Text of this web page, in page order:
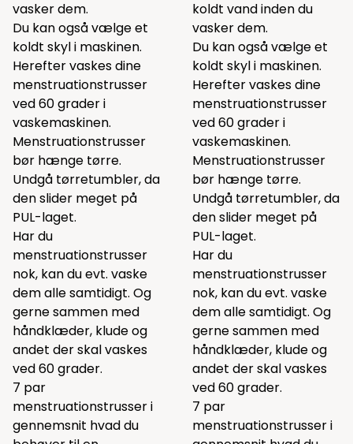
vasker dem.
Du kan også vælge et
koldt skyl i maskinen.
Herefter vaskes dine
menstruationstrusser
ved 60 grader i
vaskemaskinen.
Menstruationstrusser
bør hænge tørre.
Undgå tørretumbler, da
den slider meget på
PUL-laget.
Har du
menstruationstrusser
nok, kan du evt. vaske
dem alle samtidigt. Og
gerne sammen med
håndklæder, klude og
andet der skal vaskes
ved 60 grader.
7 par
menstruationstrusser i
gennemsnit hvad du
koldt vand inden du
vasker dem.
Du kan også vælge et
koldt skyl i maskinen.
Herefter vaskes dine
menstruationstrusser
ved 60 grader i
vaskemaskinen.
Menstruationstrusser
bør hænge tørre.
Undgå tørretumbler, da
den slider meget på
PUL-laget.
Har du
menstruationstrusser
nok, kan du evt. vaske
dem alle samtidigt. Og
gerne sammen med
håndklæder, klude og
andet der skal vaskes
ved 60 grader.
7 par
menstruationstrusser i